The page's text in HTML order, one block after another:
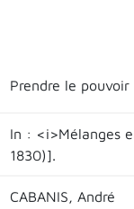
Prendre le
In : <i>Mélanges
1830)].
CABANIS, André